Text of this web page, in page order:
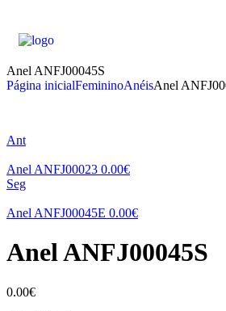
Anel ANFJ00045S
Página inicialFemininoAnéisAnel
Ant
Anel ANFJ00023 0.00€
Seg
Anel ANFJ00045E 0.00€
Anel ANFJ00045S
0.00€